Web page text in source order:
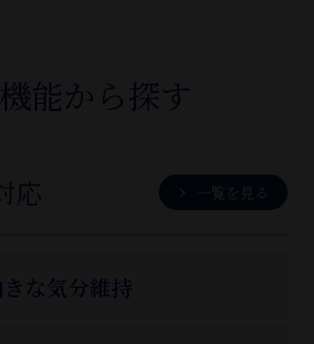
能から探す
応 一覧を見る
な気分維持